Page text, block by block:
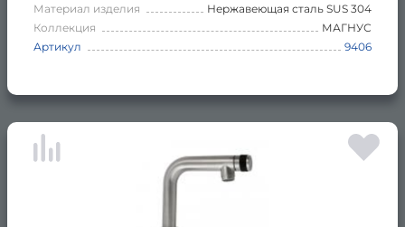
Материал изделия
Нержавеющая сталь SUS 304
Коллекция
МАГНУС
Артикул
9406